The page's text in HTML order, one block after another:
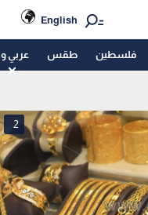
English
فلسطين طقس عربي
2